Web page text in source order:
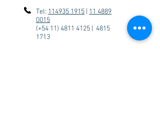
Tel: 114935 1915 11 4889
0015
(+54 11) 4811 4125 | 4815
1713